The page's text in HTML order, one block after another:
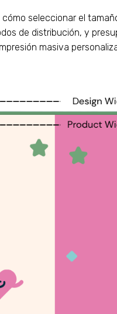
cómo seleccionar el
de distribución, y
masiva